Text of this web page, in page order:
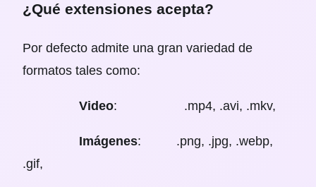
¿Qué extensiones acepta?
Por defecto admite una gran variedad de
formatos tales como:
Video: .mp4, .avi, .mkv,
Imágenes: .png, .jpg, .webp,
.gif,